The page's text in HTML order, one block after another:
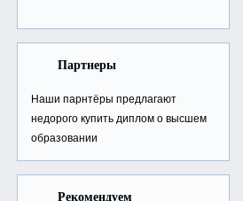
Партнеры
Наши парнтёры предлагают
недорогокупить диплом о высшем
образовании
Рекомендуем